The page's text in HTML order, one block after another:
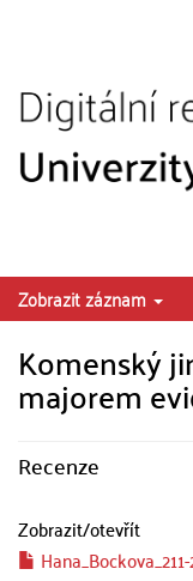
Zobrazit záznam
Komenský
majorem
Recenze
Zobrazit/otevřít